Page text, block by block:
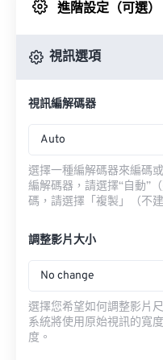
來自
進階設定（可選）
視訊選項
視訊編解碼器
Auto
選擇一種編解碼器來編碼
編解碼器，請選擇“自動”
碼，請選擇「複製」（不
調整影片大小
No change
選擇您希望如何調整影片
系統將使用原始視訊的寬
度。